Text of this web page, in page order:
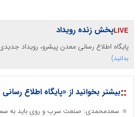
پخش زنده رویداد
پایگاه اطلاع رسانی معدن پیشرو، رویداد
بدانید)
::بیشتر بخوانید از «پایگاه اطلاع
سعدمحمدی: صنعت سرب و روی باید به